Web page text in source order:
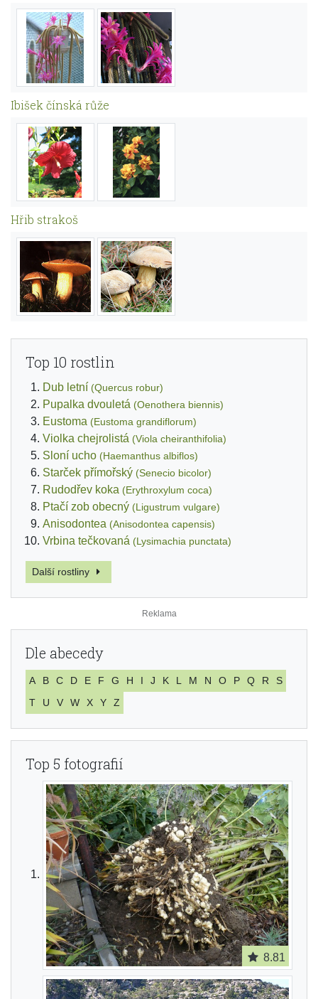
Ibišek čínská růže
Hřib strakoš
Top 10 rostlin
Dub letní (Quercus robur)
Pupalka dvouletá (Oenothera biennis)
Eustoma (Eustoma grandiflorum)
Violka chejrolistá (Viola cheiranthifolia)
Sloní ucho (Haemanthus albiflos)
Starček přímořský (Senecio bicolor)
Rudodřev koka (Erythroxylum coca)
Ptačí zob obecný (Ligustrum vulgare)
Anisodontea (Anisodontea capensis)
Vrbina tečkovaná (Lysimachia punctata)
Další rostliny
Dle abecedy
A B C D E F G H I J K L M N O P Q R
S
T
U V W X Y Z
Top 5 fotografií
8.81